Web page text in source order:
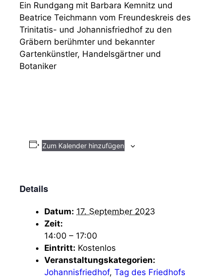
Ein Rundgang mit Barbara Kemnitz und
Beatrice Teichmann vom Freundeskreis des
Trinitatis- und Johannisfriedhof zu den
Gräbern berühmter und bekannter
Gartenkünstler, Handelsgärtner und
Botaniker
Zum Kalender hinzufügen
Details
Datum: 17. September 2023
Zeit:
14:00 – 17:00
Eintritt: Kostenlos
Veranstaltungskategorien:
Johannisfriedhof, Tag des Friedhofs